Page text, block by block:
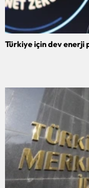
Türkiye için dev enerji